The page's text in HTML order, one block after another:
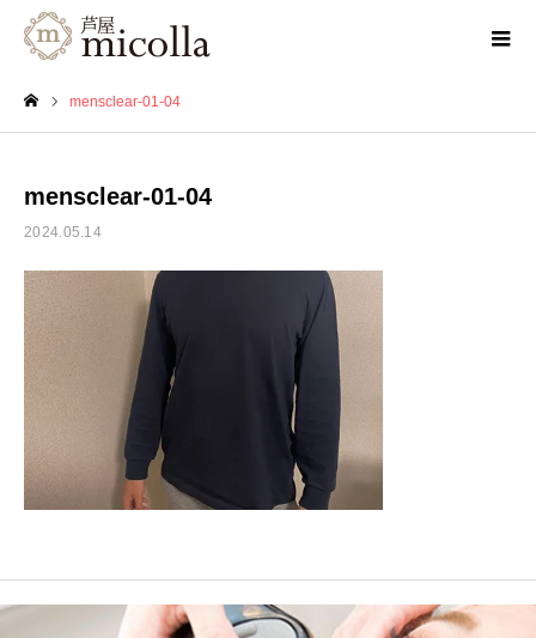
mensclear-01-04
mensclear-01-04
2024.05.14